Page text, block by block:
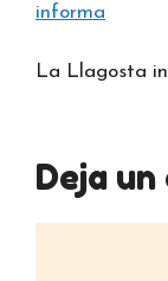
informa
La Llagosta
Deja